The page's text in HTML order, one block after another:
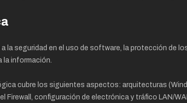
a la seguridad en el uso de software, la protección de
la información.
cubre los siguientes aspectos: arquitecturas
Firewall, configuración de electrónica y tráfico LAN/